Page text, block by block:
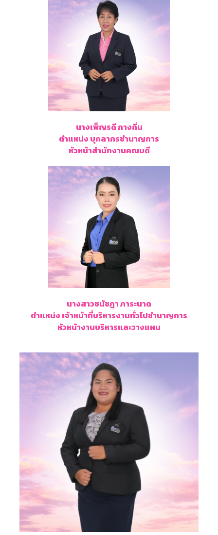
นางเพ็ญรดี กางถิ่น
ตำแหน่ง บุคลากรชำนาญการ
หัวหน้าสำนักงานคณบดี
นางสาวชนัชฎา ภาระนาด
ตำแหน่ง เจ้าหน้าที่บริหารงานทั่วไปชำนาญการ
หัวหน้างานบริหารและวางแผน